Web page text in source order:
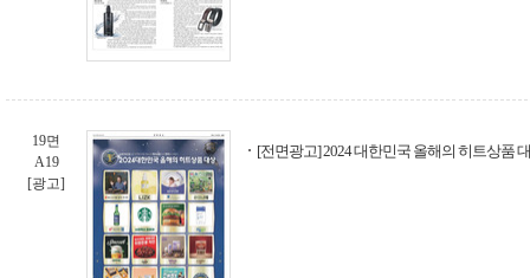
19면
A19
[광고]
[전면광고] 2024 대한민국 올해의 히트상품